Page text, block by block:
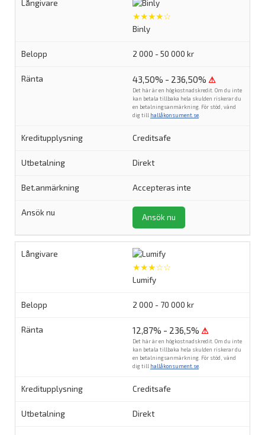
★★★★☆
Binly
2 000 - 50 000 kr
43,50% - 236,50% ⚠
Det här är en högkostnadskredit. Om du inte
kan betala tillbaka hela skulden riskerar du
en betalningsanmärkning. För stöd, vänd
dig till hallåkonsument.se
Creditsafe
Direkt
Accepteras inte
Ansök nu
★★★☆☆
Lumify
2 000 - 70 000 kr
12,87% - 236,5% ⚠
Det här är en högkostnadskredit. Om du inte
kan betala tillbaka hela skulden riskerar du
en betalningsanmärkning. För stöd, vänd
dig till hallåkonsument.se
Creditsafe
Direkt